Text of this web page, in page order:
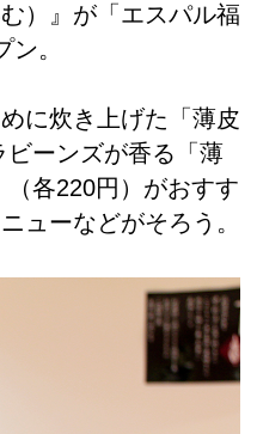
）』が「エスパル福
。
に炊き上げた「薄皮
ーンズが香る「薄
各220円）がおすす
ューなどがそろう。